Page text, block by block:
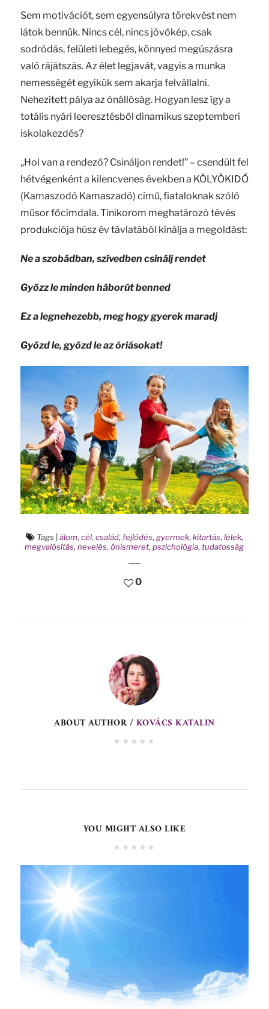
Sem motivációt, sem egyensúlyra törekvést nem
látok bennük. Nincs cél, nincs jövőkép, csak
sodródás, felületi lebegés, könnyed megúszásra
való rájátszás. Az élet legjavát, vagyis a munka
nemességét egyikük sem akarja felvállalni.
Nehezített pálya az önállóság. Hogyan lesz így a
totális nyári leeresztésből dinamikus szeptemberi
iskolakezdés?
„Hol van a rendező? Csináljon rendet!” – csendült fel
hétvégenként a kilencvenes években a KÖLYÖKIDŐ
(Kamaszodó Kamaszadó) című, fiataloknak szóló
műsor főcímdala. Tinikorom meghatározó tévés
produkciója húsz év távlatából kínálja a megoldást:
Ne a szobádban, szívedben csinálj rendet
Győzz le minden háborút benned
Ez a legnehezebb, meg hogy gyerek maradj
Győzd le, győzd le az óriásokat!
Tags álom, cél, család, fejlődés, gyermek, kitartás, lélek,
megvalósítás,nevelés,önismeret,pszichológia,tudatosság
0
ABOUT AUTHOR /KOVÁCS KATALIN
YOU MIGHT ALSO LIKE